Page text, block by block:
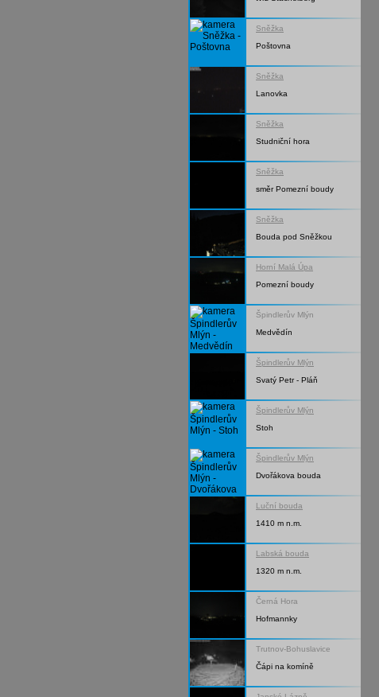
Sněžka
Poštovna
Sněžka
Lanovka
Sněžka
Studniční hora
Sněžka
směr Pomezní boudy
Sněžka
Bouda pod Sněžkou
Horní Malá Úpa
Pomezní boudy
Špindlerův Mlýn
Medvědín
Špindlerův Mlýn
Svatý Petr - Pláň
Špindlerův Mlýn
Stoh
Špindlerův Mlýn
Dvořákova bouda
Luční bouda
1410 m n.m.
Labská bouda
1320 m n.m.
Černá Hora
Hofmannky
Trutnov-Bohuslavice
Čápi na komíně